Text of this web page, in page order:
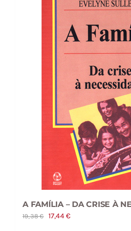
A FAMÍLIA – DA CRISE À
19,38€
O
17,44€O